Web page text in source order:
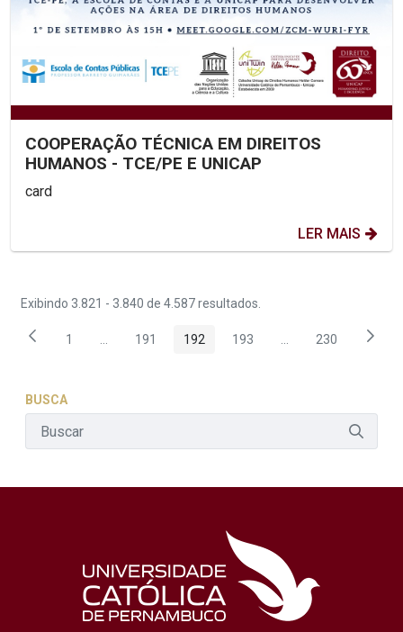
COOPERAÇÃO TÉCNICA EM DIREITOS
HUMANOS - TCE/PE E UNICAP
card
LER MAIS
Exibindo 3.821 - 3.840 de 4.587 resultados.
Página
1 ...Páginas intermediárias Usar ABA para navegar.
Página
191 Página
192 Página
193 ...PáginasPágina
230
BUSCA